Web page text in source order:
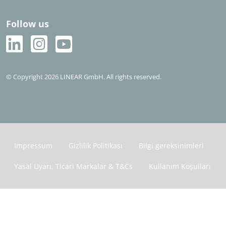
Follow us
© Copyright 2026 LINEAR GmbH. All rights reserved.
Impressum Gizlilik Politikası Bilgi gereksinimleri
Yasal Uyarı, Ticari Markalar & T&Cs Kullanım Koşulları